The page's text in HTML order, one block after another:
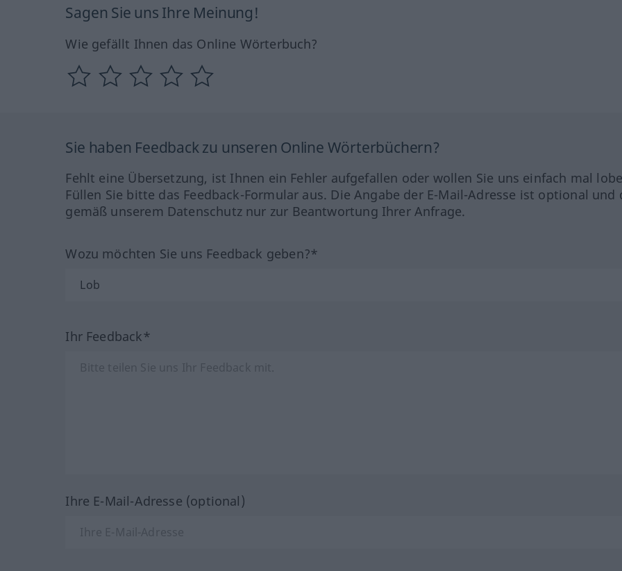
Sagen Sie uns Ihre Meinung!
Wie gefällt Ihnen das Online Wörterbuch?
Sie haben Feedback zu unseren Online Wörterbüchern?
Fehlt eine Übersetzung, ist Ihnen ein Fehler aufgefallen oder wollen Sie uns einfach mal
Füllen Sie bitte das Feedback-Formular aus. Die Angabe der E-Mail-Adresse ist optional und
gemäß unserem Datenschutz nur zur Beantwortung Ihrer Anfrage.
Wozu möchten Sie uns Feedback geben?*
Ihr Feedback*
Ihre E-Mail-Adresse (optional)